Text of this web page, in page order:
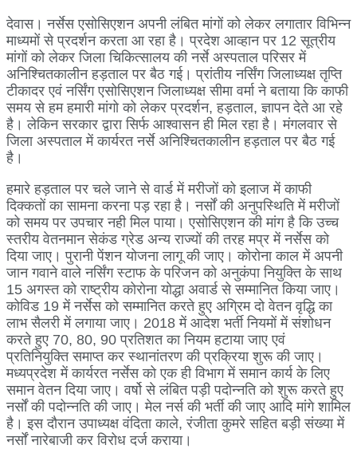
देवास। नर्सेस एसोसिएशन अपनी लंबित मांगों को लेकर लगातार विभिन्न
माध्यमों से प्रदर्शन करता आ रहा है। प्रदेश आव्हान पर 12 सूत्रीय
मांगों को लेकर जिला चिकित्सालय की नर्से अस्पताल परिसर में
अनिश्चितकालीन हड़ताल पर बैठ गई। प्रांतीय नर्सिंग जिलाध्यक्ष तृप्ति
टीकादर एवं नर्सिंग एसोसिएशन जिलाध्यक्ष सीमा वर्मा ने बताया कि काफी
समय से हम हमारी मांगो को लेकर प्रदर्शन, हड़ताल, ज्ञापन देते आ रहे
है। लेकिन सरकार द्वारा सिर्फ आश्वासन ही मिल रहा है। मंगलवार से
जिला अस्पताल में कार्यरत नर्से अनिश्चितकालीन हड़ताल पर बैठ गई
है।
हमारे हड़ताल पर चले जाने से वार्ड में मरीजों को इलाज में काफी
दिक्कतों का सामना करना पड़ रहा है। नर्सों की अनुपस्थिति में मरीजों
को समय पर उपचार नही मिल पाया। एसोसिएशन की मांग है कि उच्च
स्तरीय वेतनमान सेकंड ग्रेड अन्य राज्यों की तरह मप्र में नर्सेस को
दिया जाए। पुरानी पेंशन योजना लागू की जाए। कोरोना काल में अपनी
जान गवाने वाले नर्सिंग स्टाफ के परिजन को अनुकंपा नियुक्ति के साथ
15 अगस्त को राष्ट्रीय कोरोना योद्धा अवार्ड से सम्मानित किया जाए।
कोविड 19 में नर्सेस को सम्मानित करते हुए अग्रिम दो वेतन वृद्धि का
लाभ सैलरी में लगाया जाए। 2018 में आदेश भर्ती नियमों में संशोधन
करते हुए 70, 80, 90 प्रतिशत का नियम हटाया जाए एवं
प्रतिनियुक्ति समाप्त कर स्थानांतरण की प्रक्रिया शुरू की जाए।
मध्यप्रदेश में कार्यरत नर्सेस को एक ही विभाग में समान कार्य के लिए
समान वेतन दिया जाए। वर्षो से लंबित पड़ी पदोन्नति को शुरू करते हुए
नर्सों की पदोन्नति की जाए। मेल नर्स की भर्ती की जाए आदि मांगे शामिल
है। इस दौरान उपाध्यक्ष वंदिता काले, रंजीता कुमरे सहित बड़ी संख्या में
नर्सों नारेबाजी कर विरोध दर्ज कराया।